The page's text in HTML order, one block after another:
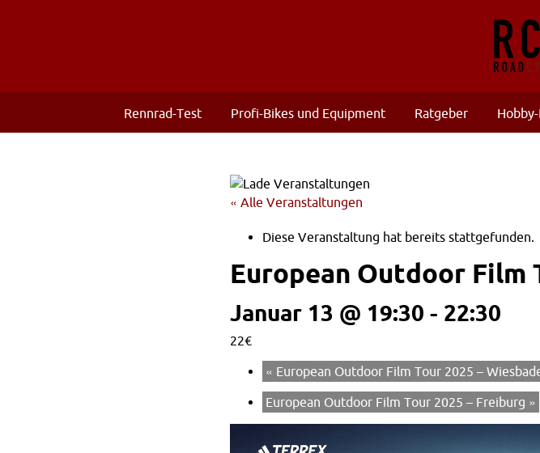
Rennrad-Test Profi-Bikes und Equipment Ratgeber
« Alle Veranstaltungen
Diese Veranstaltung hat bereits stattgefunden.
European Outdoor Film
Januar 13 @ 19:30 - 22:30
22€
« European Outdoor Film Tour 2025 –
European Outdoor Film Tour 2025 – Freiburg »